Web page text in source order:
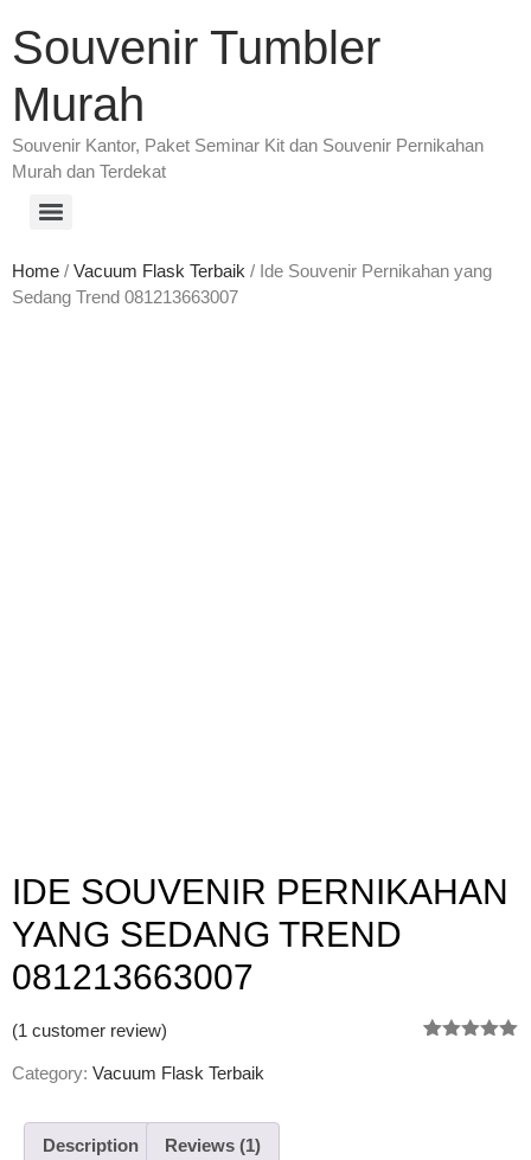
Souvenir Tumbler
Murah
Souvenir Kantor, Paket Seminar Kit dan Souvenir Pernikahan
Murah dan Terdekat
Home / Vacuum Flask Terbaik / Ide Souvenir Pernikahan yang
Sedang Trend 081213663007
IDE SOUVENIR PERNIKAHAN
YANG SEDANG TREND
081213663007
(1 customer review)
Category: Vacuum Flask Terbaik
Description Reviews (1)